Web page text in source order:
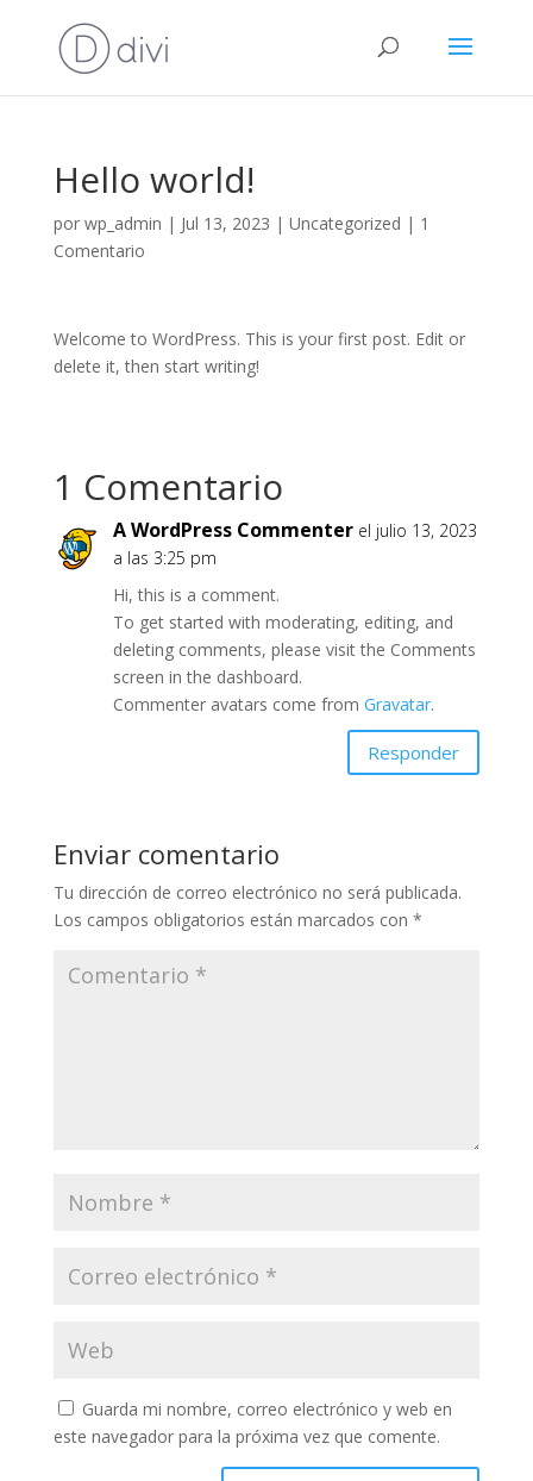
Hello world!
por wp_admin | Jul 13, 2023 | Uncategorized | 1
Comentario
Welcome to WordPress. This is your first post. Edit or
delete it, then start writing!
1 Comentario
A WordPress Commenter el julio 13, 2023
a las 3:25 pm
Hi, this is a comment.
To get started with moderating, editing, and
deleting comments, please visit the Comments
screen in the dashboard.
Commenter avatars come from Gravatar.
Responder
Enviar comentario
Tu dirección de correo electrónico no será publicada.
Los campos obligatorios están marcados con *
Guarda mi nombre, correo electrónico y web en
este navegador para la próxima vez que comente.